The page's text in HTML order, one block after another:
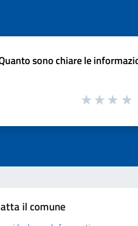
sono chiare le
il comune